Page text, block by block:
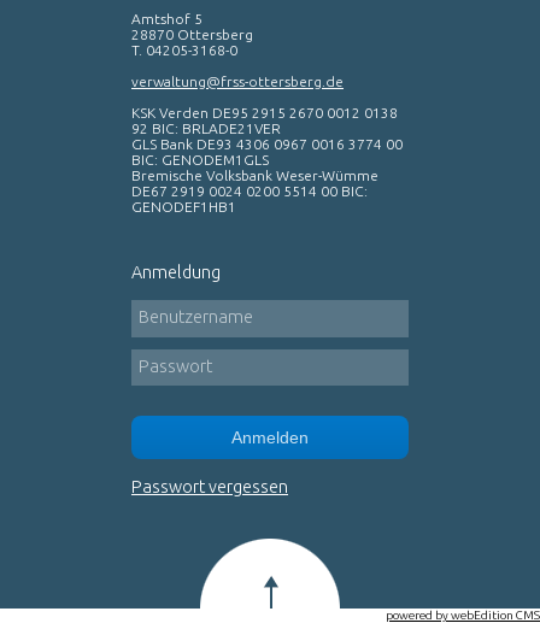
Amtshof 5
28870 Ottersberg
T. 04205-3168-0
verwaltung@frss-ottersberg.de
KSK Verden DE95 2915 2670 0012 0138
92 BIC: BRLADE21VER
GLS Bank DE93 4306 0967 0016 3774 00
BIC: GENODEM1GLS
Bremische Volksbank Weser-Wümme
DE67 2919 0024 0200 5514 00 BIC:
GENODEF1HB1
Anmeldung
Benutzername
Passwort
Anmelden
Passwort vergessen
powered by webEdition CMS